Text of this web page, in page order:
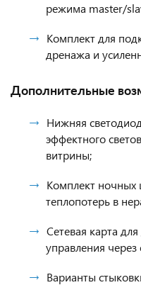
режима master/
Комплект для
дренажа и
Дополнительные
Нижняя
эффектного
витрины;
Комплект ночных
теплопотерь в
Сетевая карта
управления
Варианты